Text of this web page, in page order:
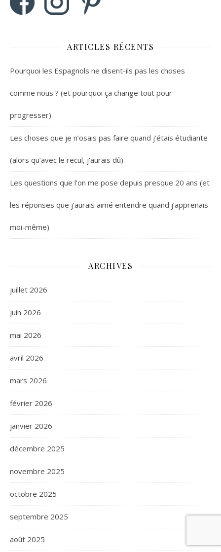
ARTICLES RÉCENTS
Pourquoi les Espagnols ne disent-ils pas les choses
comme nous ? (et pourquoi ça change tout pour
progresser)
Les choses que je n’osais pas faire quand j’étais étudiante
(alors qu’avec le recul, j’aurais dû)
Les questions que l’on me pose depuis presque 20 ans (et
les réponses que j’aurais aimé entendre quand j’apprenais
moi-même)
ARCHIVES
juillet 2026
juin 2026
mai 2026
avril 2026
mars 2026
février 2026
janvier 2026
décembre 2025
novembre 2025
octobre 2025
septembre 2025
août 2025